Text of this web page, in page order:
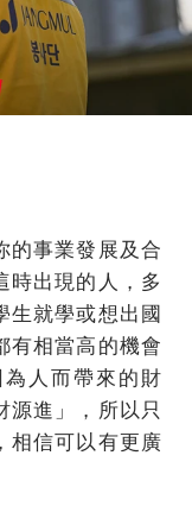
的事業發展及合
時出現的人，多
生就學或想出國
有相當高的機會
人而帶來的財
源進」，所以只
相信可以有更廣